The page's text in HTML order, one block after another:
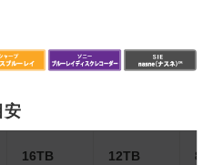
16TB 12TB